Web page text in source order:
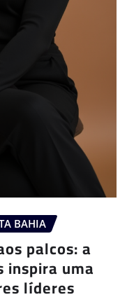
BAHIA
palcos: a
uma
líderes